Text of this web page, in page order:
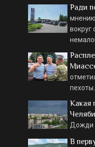
Ради
вокруг
пехоты.
Какая
Дожди
В